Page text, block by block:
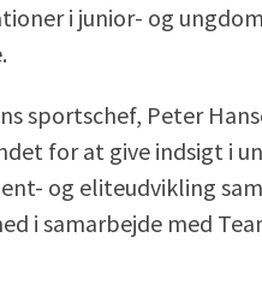
i junior- og
sportschef, Peter
for at give indsigt i
og eliteudvikling
i samarbejde med